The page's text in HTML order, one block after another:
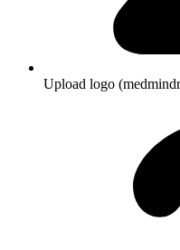
Upload logo